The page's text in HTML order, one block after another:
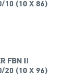
10 (10 X 86)
FBN II
20 (10 X 96)